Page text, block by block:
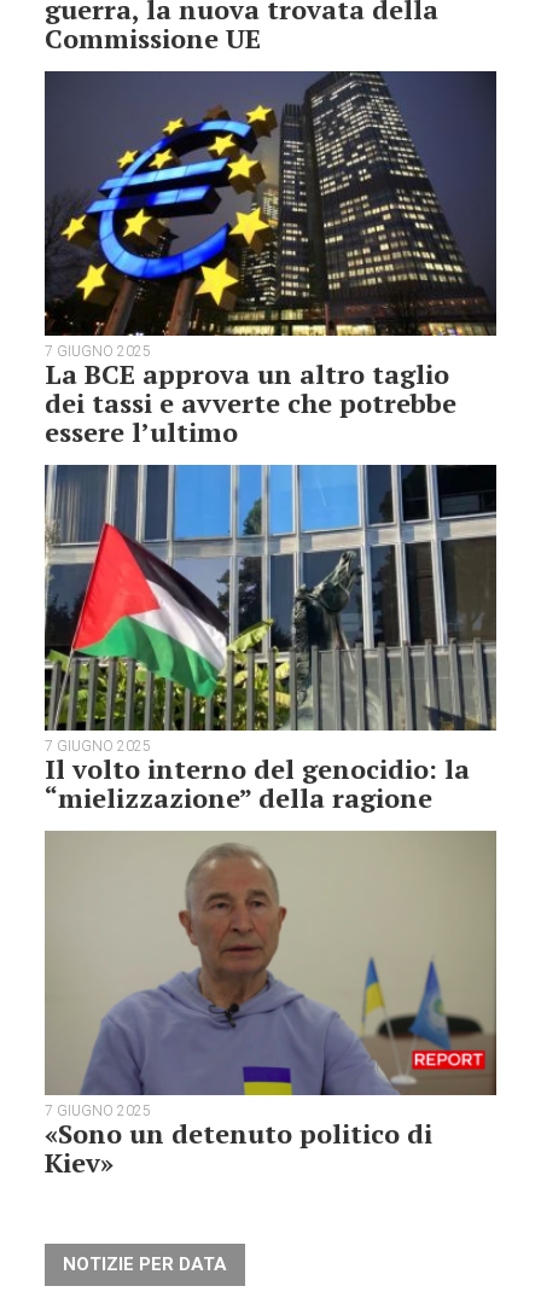
guerra, la nuova trovata della
Commissione UE
7 GIUGNO 2025
La BCE approva un altro taglio
dei tassi e avverte che potrebbe
essere l’ultimo
7 GIUGNO 2025
Il volto interno del genocidio: la
“mielizzazione” della ragione
7 GIUGNO 2025
«Sono un detenuto politico di
Kiev»
NOTIZIE PER DATA